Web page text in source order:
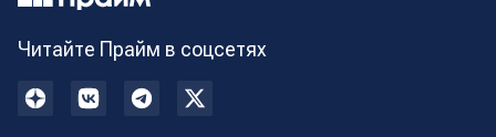
Читайте Прайм в соцсетях